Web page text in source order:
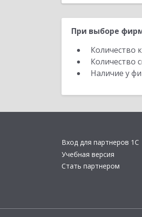
При выборе
Количество
Количество
Наличие у
Вход для партнеров 1С
Учебная версия
Стать партнером